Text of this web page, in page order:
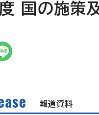
度 国の施策
報道資料